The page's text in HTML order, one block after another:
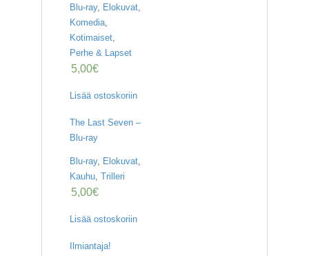
Blu-ray, Elokuvat,
Komedia,
Kotimaiset,
Perhe & Lapset
5,00€
Lisää ostoskoriin
The Last Seven –
Blu-ray
Blu-ray, Elokuvat,
Kauhu, Trilleri
5,00€
Lisää ostoskoriin
Ilmiantaja!